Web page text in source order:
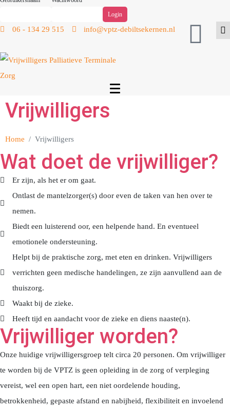
06 - 134 29 515 info@vptz-debiltsekernen.nl
Vrijwilligers
Home Vrijwilligers
Wat doet de vrijwilliger?
Er zijn, als het er om gaat.
Ontlast de mantelzorger(s) door even de taken van hen over te
nemen.
Biedt een luisterend oor, een helpende hand. En eventueel
emotionele ondersteuning.
Helpt bij de praktische zorg, met eten en drinken. Vrijwilligers
verrichten geen medische handelingen, ze zijn aanvullend aan de
thuiszorg.
Waakt bij de zieke.
Heeft tijd en aandacht voor de zieke en diens naaste(n).
Vrijwilliger worden?
Onze huidige vrijwilligersgroep telt circa 20 personen. Om vrijwilliger
te worden bij de VPTZ is geen opleiding in de zorg of verpleging
vereist, wel een open hart, een niet oordelende houding,
betrokkenheid, gepaste afstand en nabijheid, flexibiliteit en invoelend